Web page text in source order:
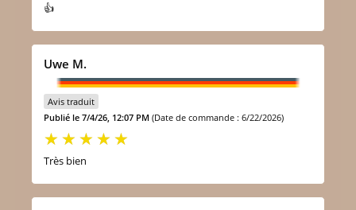
👍
Uwe M.
Avis traduit
Publié le 7/4/26, 12:07 PM (Date de commande : 6/22/2026)
Très bien